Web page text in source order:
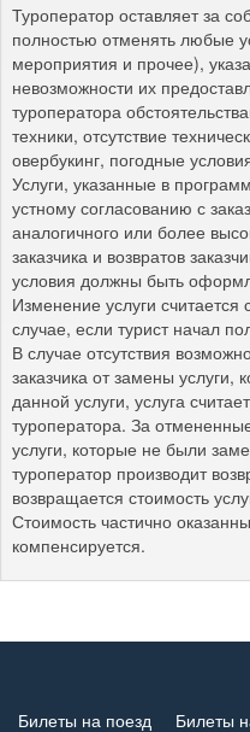
Туроператор оставляет за
полностью отменять любые
мероприятия и прочее),
невозможности их
туроператора
техники, отсутствие
овербукинг, погодные
Услуги, указанные в
устному согласованию с
аналогичного или более
заказчика и возвратов
условия должны быть
Изменение услуги считается
случае, если турист начал
В случае отсутствия
заказчика от замены услуги,
данной услуги, услуга
туроператора. За
услуги, которые не были
туроператор производит
возвращается стоимость
Стоимость частично
компенсируется.
Билеты на поезд
Билеты